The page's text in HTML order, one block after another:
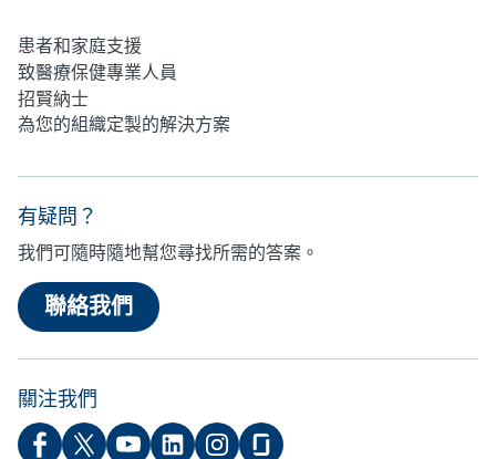
患者和家庭支援
致醫療保健專業人員
招賢納士
為您的組織定製的解決方案
有疑問？
我們可隨時隨地幫您尋找所需的答案。
聯絡我們
關注我們